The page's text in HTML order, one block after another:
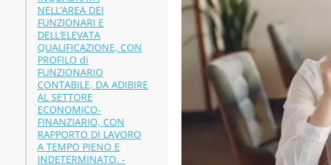
NELL’AREA DEI
FUNZIONARI E
DELL’ELEVATA
QUALIFICAZIONE, CON
PROFILO di
FUNZIONARIO
CONTABILE, DA ADIBIRE
AL SETTORE
ECONOMICO-
FINANZIARIO, CON
RAPPORTO DI LAVORO
A TEMPO PIENO E
INDETERMINATO. -